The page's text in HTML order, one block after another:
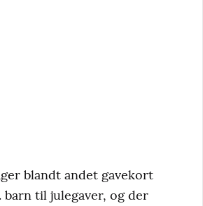
blandt andet gavekort
til julegaver, og der